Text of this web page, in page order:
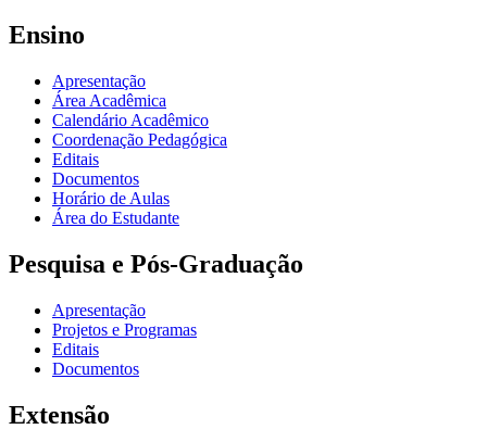
Ensino
Apresentação
Área Acadêmica
Calendário Acadêmico
Coordenação Pedagógica
Editais
Documentos
Horário de Aulas
Área do Estudante
Pesquisa e Pós-Graduação
Apresentação
Projetos e Programas
Editais
Documentos
Extensão